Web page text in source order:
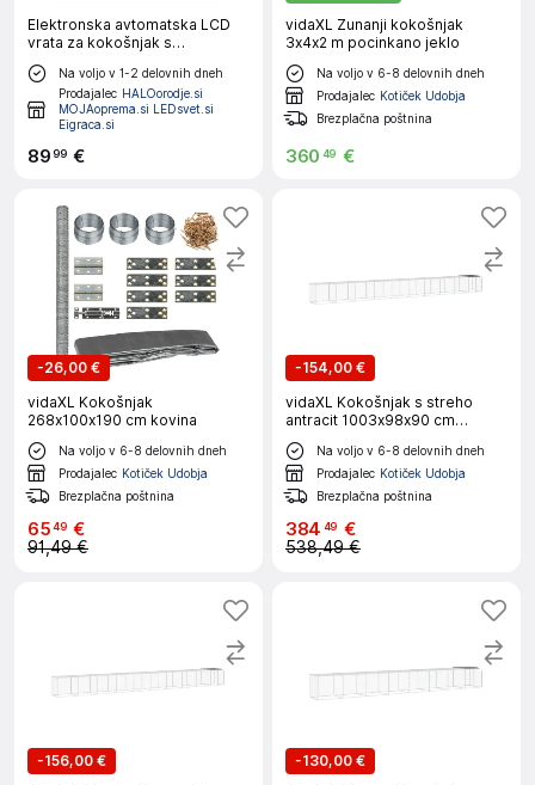
Elektronska avtomatska LCD
vrata za kokošnjak s
programatorjem črna
Na voljo v 1-2 delovnih dneh
Prodajalec HALOorodje.si
MOJAoprema.si LEDsvet.si
Eigraca.si
8999 €
vidaXL Zunanji kokošnjak
3x4x2 m pocinkano jeklo
Na voljo v 6-8 delovnih dneh
Prodajalec Kotiček Udobja
Brezplačna poštnina
360 49 €
-26,00 €
vidaXL Kokošnjak
268x100x190 cm kovina
Na voljo v 6-8 delovnih dneh
Prodajalec Kotiček Udobja
Brezplačna poštnina
6549 €
91,49 €
-154,00 €
vidaXL Kokošnjak s streho
antracit 1003x98x90 cm
pocinkano jeklo
Na voljo v 6-8 delovnih dneh
Prodajalec Kotiček Udobja
Brezplačna poštnina
384 49 €
538,49 €
-156,00 €
-130,00 €